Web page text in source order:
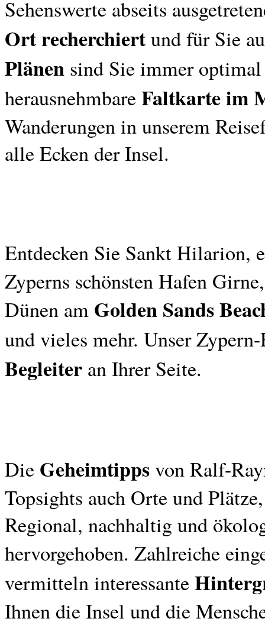
Sehenswerte abseits
Ort recherchiertund für Sie
Plänen sind Sie immer
herausnehmbareFaltkarte im
Wanderungen in unserem
alle Ecken der Insel.
Entdecken Sie Sankt Hilarion,
Zyperns schönsten Hafen
Dünen am Golden Sands
und vieles mehr. Unser
Begleiter an Ihrer Seite.
Die Geheimtippsvon Ralf-
Topsights auch Orte und
Regional, nachhaltig und
hervorgehoben. Zahlreiche
vermitteln interessante
Ihnen die Insel und die